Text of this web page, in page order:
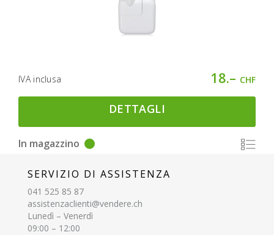
IVA inclusa 18.– CHF
DETTAGLI
In magazzino
SERVIZIO DI ASSISTENZA
041 525 85 87
assistenzaclienti@vendere.ch
Lunedì – Venerdì
09:00 – 12:00